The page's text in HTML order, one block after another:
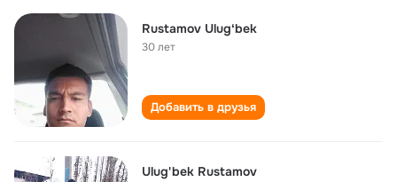
Rustamov Ulugʻbek
30 лет
Добавить в друзья
Ulug'bek Rustamov